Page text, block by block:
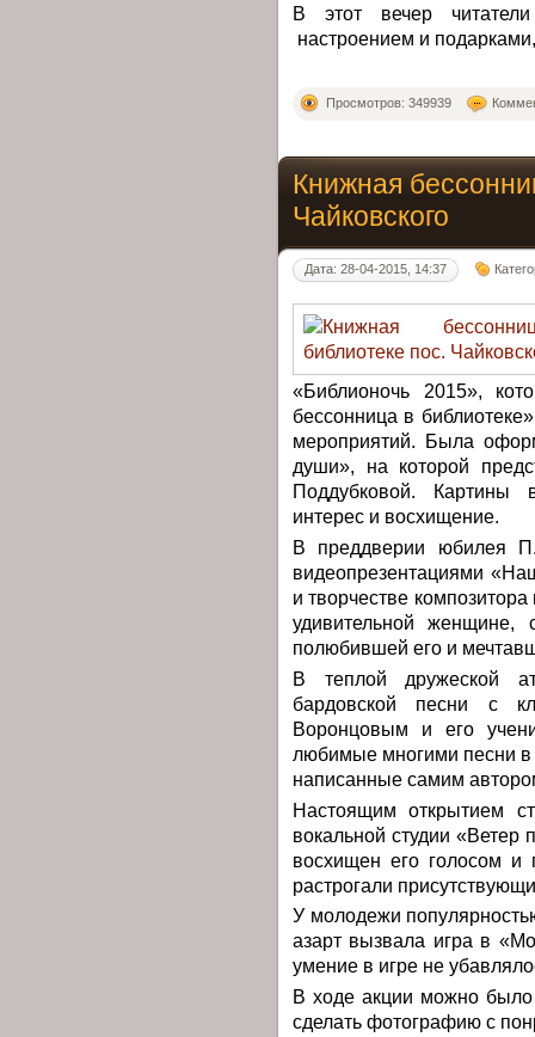
В этот вечер
настроением и
Просмотров: 349939
Книжная
Чайковского
Дата: 28-04-2015, 14:37
«Библионочь 2015»,
бессонница в
мероприятий. Была
души», на которой
Поддубковой. Картины
интерес и восхищение.
В преддверии юбилея
видеопрезентациями
и творчестве
удивительной женщине,
полюбившей его и
В теплой дружеской
бардовской песни с
Воронцовым и его
любимые многими песни в
написанные самим
Настоящим открытием
вокальной студии
восхищен его голосом и
растрогали
У молодежи
азарт вызвала игра в
умение в игре не
В ходе акции можно
сделать фотографию с